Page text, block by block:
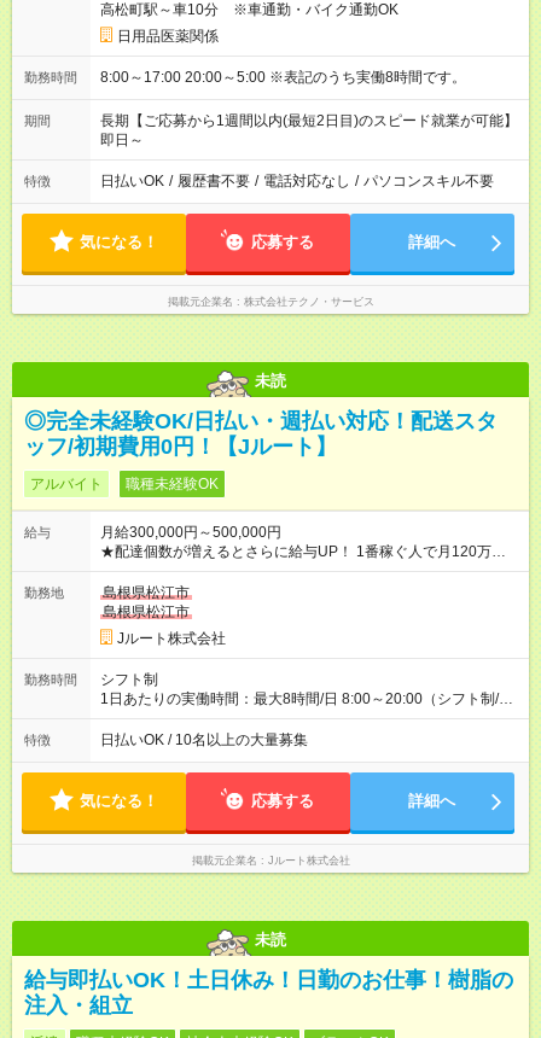
高松町駅～車10分 ※車通勤・バイク通勤OK
日用品医薬関係
勤務時間 8:00～17:00 20:00～5:00 ※表記のうち実働8時間です。
期間
長期【ご応募から1週間以内(最短2日目)のスピード就業が可能】
即日～
特徴 日払いOK / 履歴書不要 / 電話対応なし / パソコンスキル不要
気になる！ 応募する 詳細へ
掲載元企業名 株式会社テクノ・サービス
未読
◎完全未経験OK/日払い・週払い対応！配送スタ
ッフ/初期費用0円！【Jルート】
アルバイト 職種未経験OK
給与
月給300,000円～500,000円
★配達個数が増えるとさらに給与UP！ 1番稼ぐ人で月120万ほ
ど！ ・主要都市エリア 月収55万円／週5日稼働 月収65万~112
万円／週6日稼働 ・地方郊外エリア 月収40万円／週5日稼働 月
収40万円~50万円／週6日稼働 ＜モデルイメージ＞ ■月収50万
円 (27歳男性/江東区在住)※元建築関係 1日150個配達×25日勤務
(日休み) ■月収80万円(43歳男性/墨田区在住)※元営業 1日200個
勤務地
島根県松江市
島根県松江市
Jルート株式会社
勤務時間
シフト制
1日あたりの実働時間：最大8時間/日 8:00～20:00（シフト制/実
働8時間） ※週5日勤務（場所次第では週4も有り） ※配達状況に
よって時間外での勤務可能性有り ※案件により多少の前後あり
特徴 日払いOK / 10名以上の大量募集
気になる！ 応募する 詳細へ
掲載元企業名 Jルート株式会社
未読
給与即払いOK！土日休み！日勤のお仕事！樹脂の
注入・組立